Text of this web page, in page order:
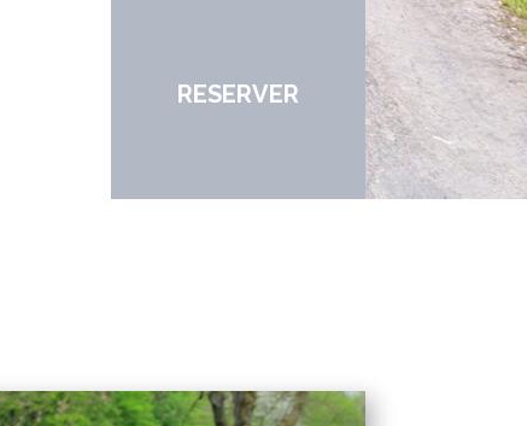
RESERVER